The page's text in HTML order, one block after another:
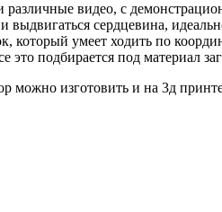
видео, с
выдвигаться сердцевина,
который умеет ходить по
это подбирается под материал
можно изготовить и на 3д